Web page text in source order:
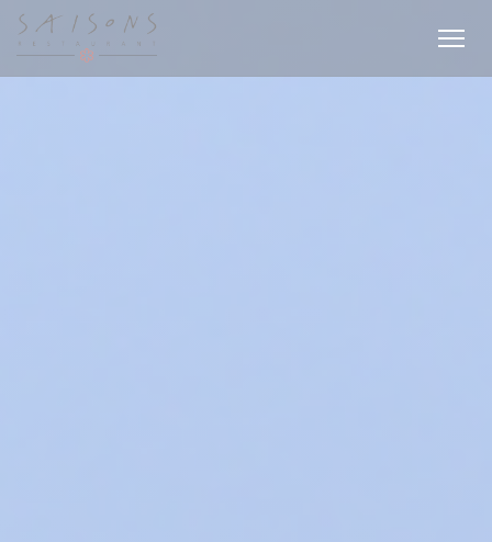
Πίνακας διαχείρισης "Μπισκότων" (Cookies)